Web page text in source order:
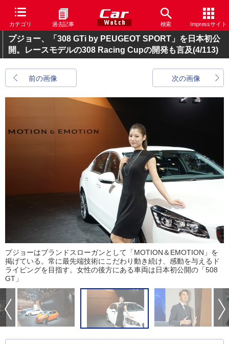
カテゴリ 過去記事 検索 Impressサイト
プジョー、「308 GTi by PEUGEOT SPORT」を日本初公
開。レースモデルの308 Racing Cupの開発も言及(4/113)
前の画像 次の画像
プジョーはブランドスローガンとして「MOTION＆EMOTION」を
掲げている。常に最先端技術にこだわり動き続け、感動を与えるド
ライビングを目指す。女性の後方にある車両は日本初公開の「508
GT」